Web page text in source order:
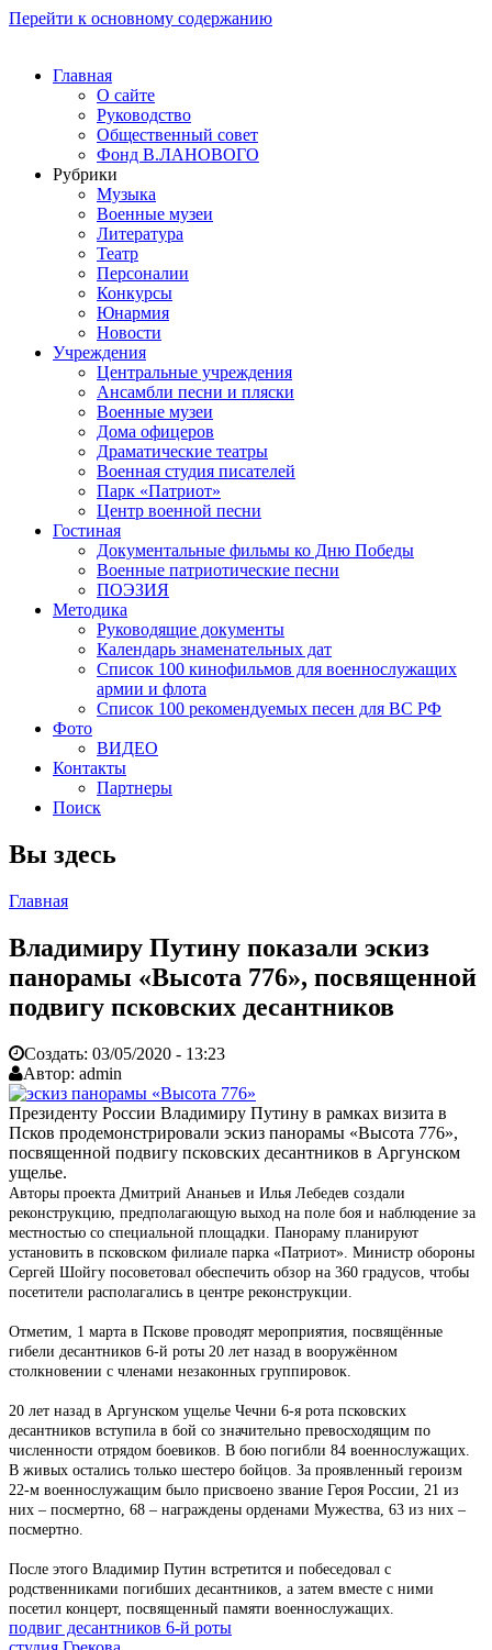
Перейти к основному содержанию
Главная
О сайте
Руководство
Общественный совет
Фонд В.ЛАНОВОГО
Рубрики
Музыка
Военные музеи
Литература
Театр
Персоналии
Конкурсы
Юнармия
Новости
Учреждения
Центральные учреждения
Ансамбли песни и пляски
Военные музеи
Дома офицеров
Драматические театры
Военная студия писателей
Парк «Патриот»
Центр военной песни
Гостиная
Документальные фильмы ко Дню Победы
Военные патриотические песни
ПОЭЗИЯ
Методика
Руководящие документы
Календарь знаменательных дат
Список 100 кинофильмов для военнослужащих
армии и флота
Список 100 рекомендуемых песен для ВС РФ
Фото
ВИДЕО
Контакты
Партнеры
Поиск
Вы здесь
Главная
Владимиру Путину показали эскиз
панорамы «Высота 776», посвященной
подвигу псковских десантников
Создать: 03/05/2020 - 13:23
Автор: admin
Президенту России Владимиру Путину в рамках визита в
Псков продемонстрировали эскиз панорамы «Высота 776»,
посвященной подвигу псковских десантников в Аргунском
ущелье.
Авторы проекта Дмитрий Ананьев и Илья Лебедев создали
реконструкцию, предполагающую выход на поле боя и наблюдение за
местностью со специальной площадки. Панораму планируют
установить в псковском филиале парка «Патриот». Министр обороны
Сергей Шойгу посоветовал обеспечить обзор на 360 градусов, чтобы
посетители располагались в центре реконструкции.
Отметим, 1 марта в Пскове проводят мероприятия, посвящённые
гибели десантников 6‑й роты 20 лет назад в вооружённом
столкновении с членами незаконных группировок.
20 лет назад в Аргунском ущелье Чечни 6‑я рота псковских
десантников вступила в бой со значительно превосходящим по
численности отрядом боевиков. В бою погибли 84 военнослужащих.
В живых остались только шестеро бойцов. За проявленный героизм
22‑м военнослужащим было присвоено звание Героя России, 21 из
них – посмертно, 68 – награждены орденами Мужества, 63 из них –
посмертно.
После этого Владимир Путин встретится и побеседовал с
родственниками погибших десантников, а затем вместе с ними
посетил концерт, посвященный памяти военнослужащих.
подвиг десантников 6‑й роты